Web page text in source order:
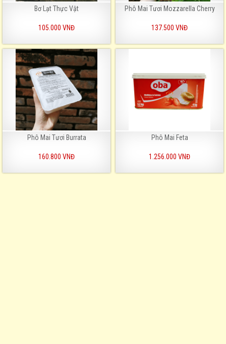
Bơ Lạt Thực Vật
105.000 VNĐ
Phô Mai Tươi Mozzarella Cherry
137.500 VNĐ
Phô Mai Tươi Burrata
160.800 VNĐ
Phô Mai Feta
1.256.000 VNĐ